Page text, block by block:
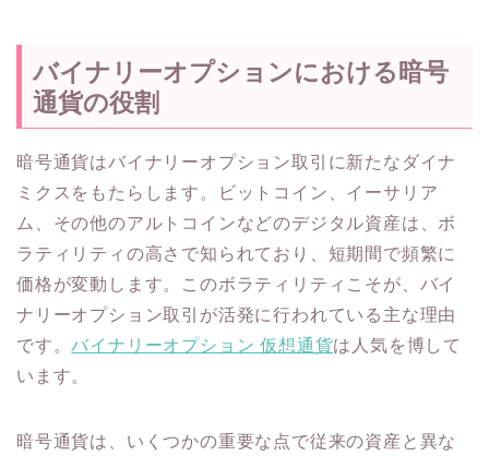
バイナリーオプションにおける暗号
通貨の役割
暗号通貨はバイナリーオプション取引に新たなダイナ
ミクスをもたらします。ビットコイン、イーサリア
ム、その他のアルトコインなどのデジタル資産は、ボ
ラティリティの高さで知られており、短期間で頻繁に
価格が変動します。このボラティリティこそが、バイ
ナリーオプション取引が活発に行われている主な理由
です。バイナリーオプション 仮想通貨は人気を博して
います。
暗号通貨は、いくつかの重要な点で従来の資産と異な